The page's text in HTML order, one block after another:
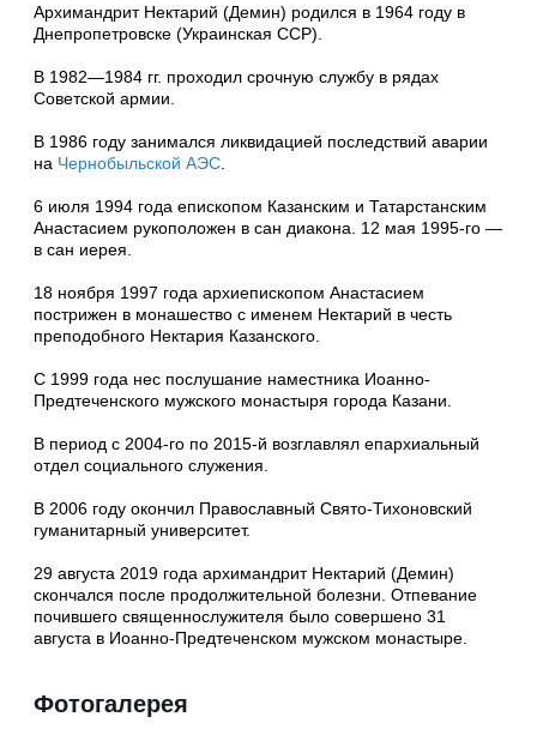
Архимандрит Нектарий (Демин) родился в 1964 году в
Днепропетровске (Украинская ССР).
В 1982—1984 гг. проходил срочную службу в рядах
Советской армии.
В 1986 году занимался ликвидацией последствий аварии
на Чернобыльской АЭС
6 июля 1994 года епископом Казанским и Татарстанским
Анастасием рукоположен в сан диакона. 12 мая 1995-го —
в сан иерея.
18 ноября 1997 года архиепископом Анастасием
пострижен в монашество с именем Нектарий в честь
преподобного Нектария Казанского.
С 1999 года нес послушание наместника Иоанно-
Предтеченского мужского монастыря города Казани.
В период с 2004-го по 2015-й возглавлял епархиальный
отдел социального служения.
В 2006 году окончил Православный Свято-Тихоновский
гуманитарный университет.
29 августа 2019 года архимандрит Нектарий (Демин)
скончался после продолжительной болезни. Отпевание
почившего священнослужителя было совершено 31
августа в Иоанно-Предтеченском мужском монастыре.
Фотогалерея